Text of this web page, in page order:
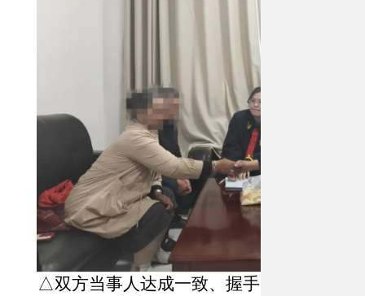
△双方当事人达成一致、握手